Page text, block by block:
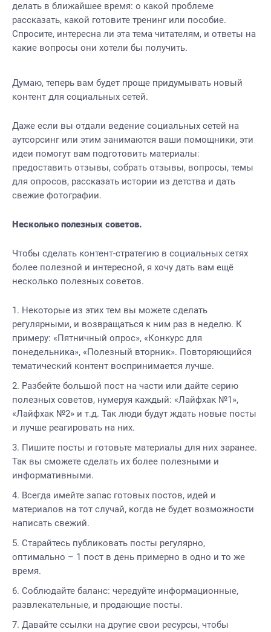
делать в ближайшее время: о какой проблеме
рассказать, какой готовите тренинг или пособие.
Спросите, интересна ли эта тема читателям, и ответы на
какие вопросы они хотели бы получить.
Думаю, теперь вам будет проще придумывать новый
контент для социальных сетей.
Даже если вы отдали ведение социальных сетей на
аутсорсинг или этим занимаются ваши помощники, эти
идеи помогут вам подготовить материалы:
предоставить отзывы, собрать отзывы, вопросы, темы
для опросов, рассказать истории из детства и дать
свежие фотографии.
Несколько полезных советов.
Чтобы сделать контент-стратегию в социальных сетях
более полезной и интересной, я хочу дать вам ещё
несколько полезных советов.
Некоторые из этих тем вы можете сделать
регулярными, и возвращаться к ним раз в неделю. К
примеру: «Пятничный опрос», «Конкурс для
понедельника», «Полезный вторник». Повторяющийся
тематический контент воспринимается лучше.
Разбейте большой пост на части или дайте серию
полезных советов, нумеруя каждый: «Лайфхак №1»,
«Лайфхак №2» и т.д. Так люди будут ждать новые посты
и лучше реагировать на них.
Пишите посты и готовьте материалы для них заранее.
Так вы сможете сделать их более полезными и
информативными.
Всегда имейте запас готовых постов, идей и
материалов на тот случай, когда не будет возможности
написать свежий.
Старайтесь публиковать посты регулярно,
оптимально – 1 пост в день примерно в одно и то же
время.
Соблюдайте баланс: чередуйте информационные,
развлекательные, и продающие посты.
Давайте ссылки на другие свои ресурсы, чтобы